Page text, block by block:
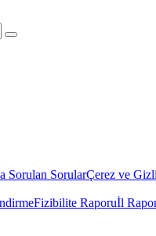
Sorulan SorularÇerez ve
Fizibilite Raporuİl